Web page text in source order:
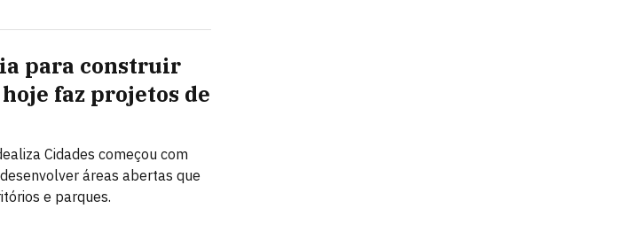
para construir
faz projetos de
Cidades começou com
áreas abertas que
e parques.